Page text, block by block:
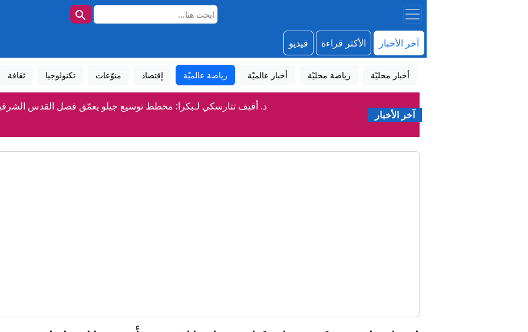
آخر الأخبار الأكثر قراءة فيديو
أخبار محليّة رياضة محليّة أخبار عالميّة رياضة عالميّة إقتصاد منوّعات تكنولوجيا ثقافة
آخر الأخبار
د. أفيف تتارسكي لـبكرا: مخطط توسيع جيلو يعمّق فصل القدس
مصادر فلسطينية: شهيدان و3 مصابين في غزة - رئيس الأركان: نوجه ضربات لحماس بشكل منهجي
ضبط أسلحة وذخيرة في أماكن متفرقة قرب كفر قاسم